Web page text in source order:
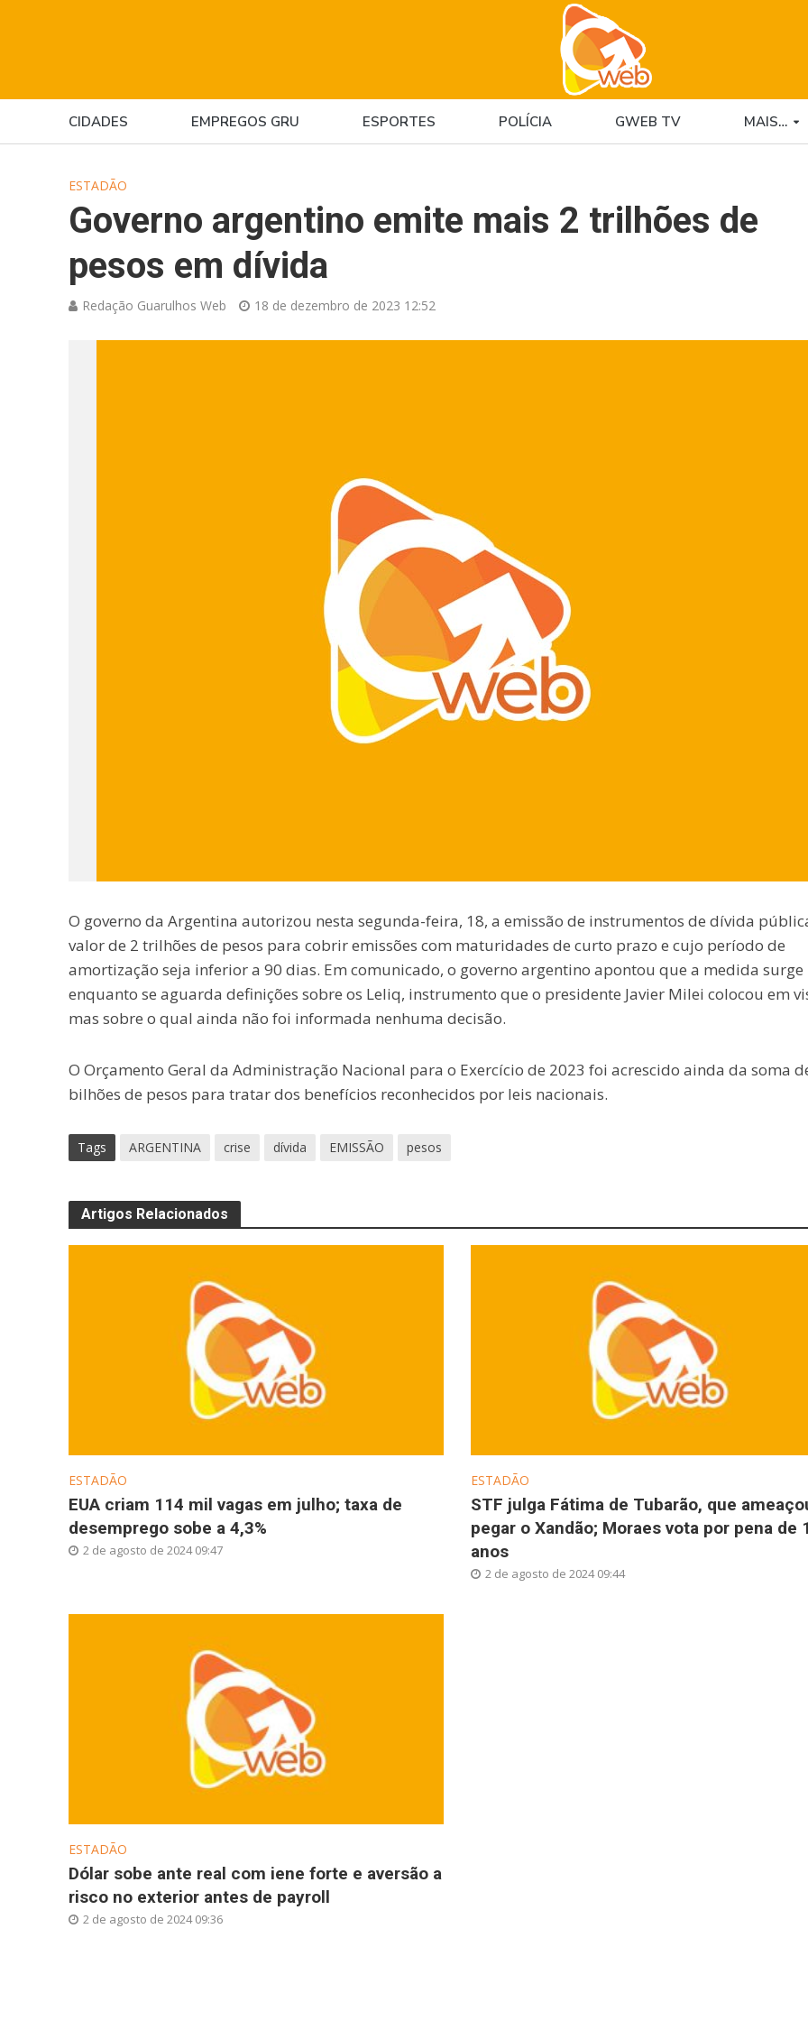
CIDADES EMPREGOS GRU ESPORTES POLÍCIA GWEB TV MAIS…
ESTADÃO
Governo argentino emite mais 2 trilhões de
pesos em dívida
Redação Guarulhos Web 18 de dezembro de 2023 12:52
O governo da Argentina autorizou nesta segunda-feira, 18, a emissão de instrumentos de dívida
valor de 2 trilhões de pesos para cobrir emissões com maturidades de curto prazo e cujo período de
amortização seja inferior a 90 dias. Em comunicado, o governo argentino apontou que a medida surge
enquanto se aguarda definições sobre os Leliq, instrumento que o presidente Javier Milei colocou em
mas sobre o qual ainda não foi informada nenhuma decisão.
O Orçamento Geral da Administração Nacional para o Exercício de 2023 foi acrescido ainda da soma
bilhões de pesos para tratar dos benefícios reconhecidos por leis nacionais.
Tags ARGENTINA crise dívida EMISSÃO pesos
Artigos Relacionados
ESTADÃO
EUA criam 114 mil vagas em julho; taxa de
desemprego sobe a 4,3%
2 de agosto de 2024 09:47
ESTADÃO
STF julga Fátima de Tubarão, que
pegar o Xandão; Moraes vota por pena de
anos
2 de agosto de 2024 09:44
ESTADÃO
Dólar sobe ante real com iene forte e aversão a
risco no exterior antes de payroll
2 de agosto de 2024 09:36